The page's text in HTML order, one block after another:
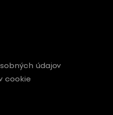
údajov
cookie